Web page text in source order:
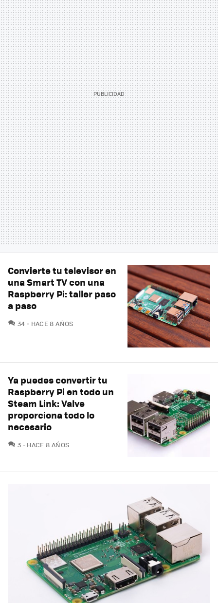
Convierte tu televisor en
una Smart TV con una
Raspberry Pi: taller paso
a paso
34 COMENTARIOS
HACE 8 AÑOS
Ya puedes convertir tu
Raspberry Pi en todo un
Steam Link: Valve
proporciona todo lo
necesario
3 COMENTARIOS
HACE 8 AÑOS